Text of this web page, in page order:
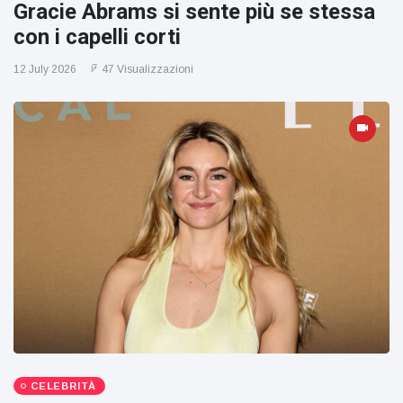
Gracie Abrams si sente più se stessa
con i capelli corti
12 July 2026 47 Visualizzazioni
CELEBRITÀ